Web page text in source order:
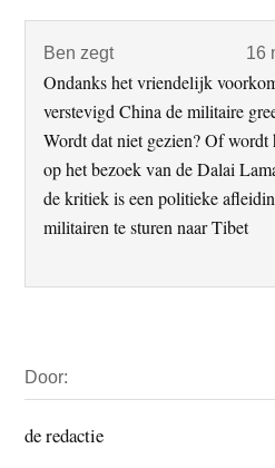
Ben zegt 16
Ondanks het vriendelijk
verstevigd China de militaire
Wordt dat niet gezien? Of
op het bezoek van de Dalai
de kritiek is een politieke
militairen te sturen naar Tibet
Sidebar
Door:
de redactie